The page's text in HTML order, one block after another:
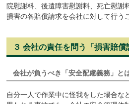
院慰謝料、後遺障害慰謝料、死亡慰
損害の各賠償請求を会社に対して行う
３会社の責任を問う「損害賠
会社が負うべき「安全配慮義務」と
自分一人で作業中に怪我をした場合な